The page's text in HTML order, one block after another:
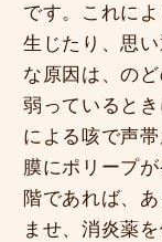
です。これに
生じたり、思
な原因は、の
弱っていると
による咳で声
膜にポリープ
階であれば、
ませ、消炎薬